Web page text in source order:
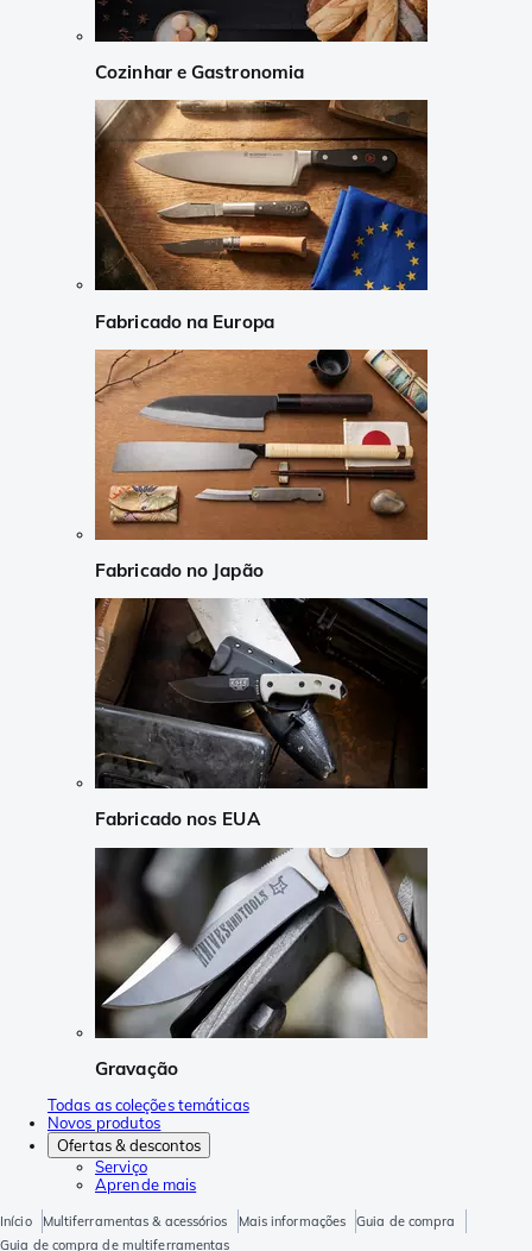
Cozinhar e Gastronomia
Fabricado na Europa
Fabricado no Japão
Fabricado nos EUA
Gravação
Todas as coleções temáticas
Novos produtos
Ofertas & descontos
Serviço
Aprende mais
Início Multiferramentas & acessórios Mais informações
Guia de compra
Guia de compra de multiferramentas